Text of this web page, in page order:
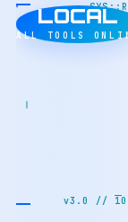
v3.0 //
LOCAL
ALL TOOLS